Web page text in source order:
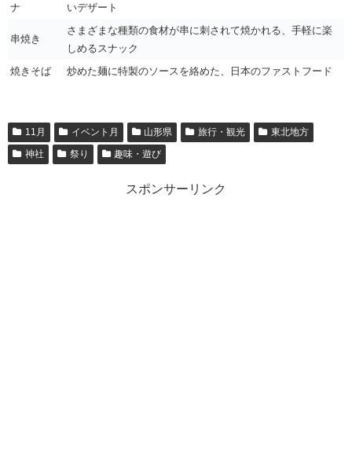
ナ
いデザート
串焼き
さまざまな種類の食材が串に刺されて焼かれる、手軽に楽
しめるスナック
焼きそば
炒めた麺に特製のソースを絡めた、日本のファストフード
11月 イベント月 山形県 旅行・観光
東北地方
神社
祭り 趣味・遊び
スポンサーリンク